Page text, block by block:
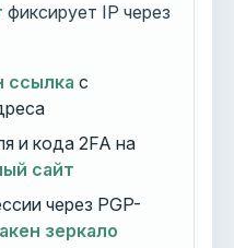
фиксирует IP через
ссылка с
и кода 2FA на
сайт
через PGP-
зеркало